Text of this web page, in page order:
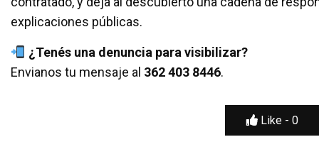
explicaciones públicas.
¿Tenés una denuncia para visibilizar?
Envianos tu mensaje al 362 403 8446.
Like - 0